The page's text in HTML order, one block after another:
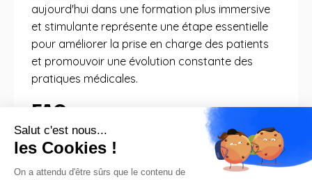
aujourd'hui dans une formation plus immersive
et stimulante représente une étape essentielle
pour améliorer la prise en charge des patients
et promouvoir une évolution constante des
pratiques médicales.
FAQ
Quels sont les principaux
avantages de la vidéo-